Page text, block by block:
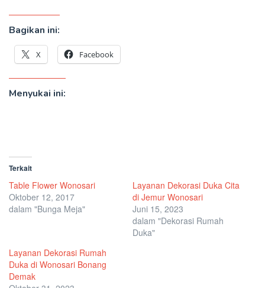
Bagikan ini:
X Facebook
Menyukai ini:
Terkait
Table Flower Wonosari
Oktober 12, 2017
dalam "Bunga Meja"
Layanan Dekorasi Duka Cita
di Jemur Wonosari
Juni 15, 2023
dalam "Dekorasi Rumah
Duka"
Layanan Dekorasi Rumah
Duka di Wonosari Bonang
Demak